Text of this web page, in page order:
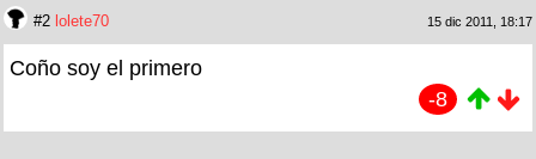
#2 lolete70 15 dic 2011, 18:17
Coño soy el primero
-8